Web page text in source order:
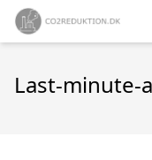
Last-minute-